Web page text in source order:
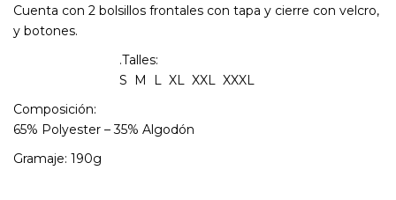
Cuenta con 2 bolsillos frontales con tapa y cierre con velcro,
y botones.
.Talles:
S M L XL XXL XXXL
Composición:
65% Polyester – 35% Algodón
Gramaje: 190g